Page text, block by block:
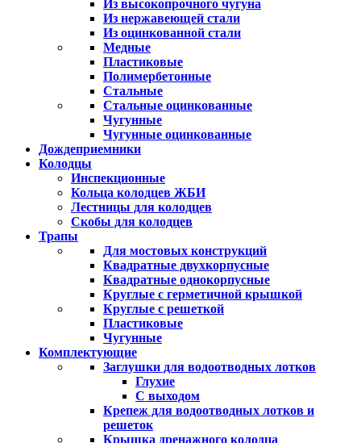
Из высокопрочного чугуна
Из нержавеющей стали
Из оцинкованной стали
Медные
Пластиковые
Полимербетонные
Стальные
Стальные оцинкованные
Чугунные
Чугунные оцинкованные
Дождеприемники
Колодцы
Инспекционные
Кольца колодцев ЖБИ
Лестницы для колодцев
Скобы для колодцев
Трапы
Для мостовых конструкций
Квадратные двухкорпусные
Квадратные однокорпусные
Круглые с герметичной крышкой
Круглые с решеткой
Пластиковые
Чугунные
Комплектующие
Заглушки для водоотводных лотков
Глухие
С выходом
Крепеж для водоотводных лотков и
решеток
Крышка дренажного колодца